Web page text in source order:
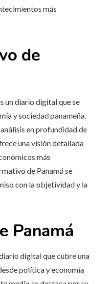
más
de
un diario digital que se
y sociedad panameña.
en profundidad de
una visión detallada
más
de Panamá se
con la objetividad y la
Panamá
digital que cubre una
política y economía